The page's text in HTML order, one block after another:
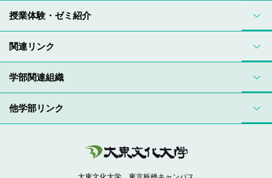
学部関連組織
他学部リンク
授業体験・ゼミ紹介
関連リンク